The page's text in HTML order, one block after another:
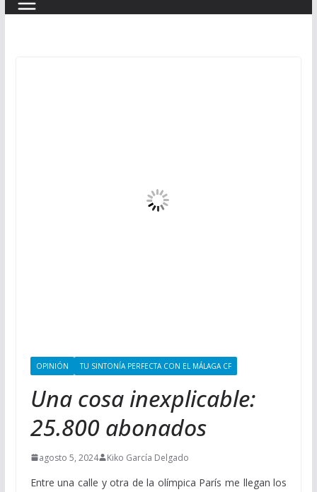
OPINIÓN TU SINTONÍA PERFECTA CON EL MÁLAGA CF
Una cosa inexplicable:
25.800 abonados
agosto 5, 2024 Kiko García Delgado
Entre una calle y otra de la olímpica París me llegan los